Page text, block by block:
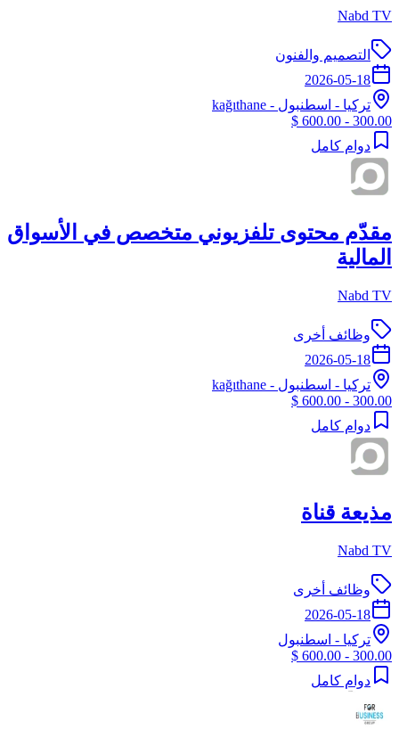
Nabd TV
التصميم والفنون
2026-05-18
تركيا - اسطنبول - kağıthane
300.00 - 600.00 $
دوام كامل
مقدّم محتوى تلفزيوني متخصص في الأسواق
المالية
Nabd TV
وظائف أخرى
2026-05-18
تركيا - اسطنبول - kağıthane
300.00 - 600.00 $
دوام كامل
مذيعة قناة
Nabd TV
وظائف أخرى
2026-05-18
تركيا - اسطنبول
300.00 - 600.00 $
دوام كامل